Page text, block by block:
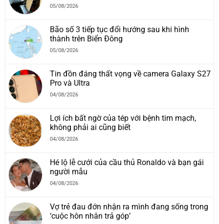
05/08/2026
Bão số 3 tiếp tục đổi hướng sau khi hình
thành trên Biển Đông
05/08/2026
Tin đồn đáng thất vọng về camera Galaxy S27
Pro và Ultra
04/08/2026
Lợi ích bất ngờ của tép với bệnh tim mạch,
không phải ai cũng biết
04/08/2026
Hé lộ lễ cưới của cầu thủ Ronaldo và bạn gái
người mẫu
04/08/2026
Vợ trẻ đau đớn nhận ra mình đang sống trong
‘cuộc hôn nhân trả góp’